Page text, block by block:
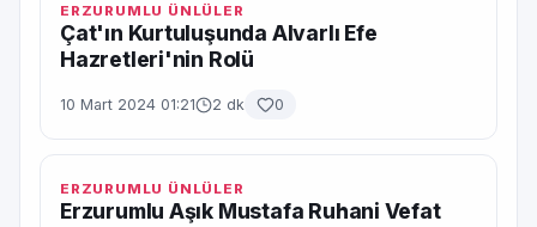
ERZURUMLU ÜNLÜLER
Çat'ın Kurtuluşunda Alvarlı Efe
Hazretleri'nin Rolü
10 Mart 2024 01:21 2 dk 0
ERZURUMLU ÜNLÜLER
Erzurumlu Aşık Mustafa Ruhani Vefat